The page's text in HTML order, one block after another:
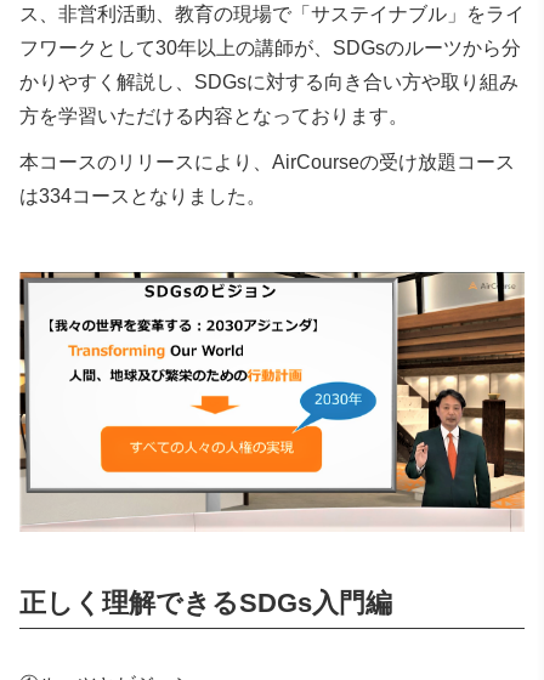
ス、非営利活動、教育の現場で「サステイナブル」をライ
フワークとして30年以上の講師が、SDGsのルーツから分
かりやすく解説し、SDGsに対する向き合い方や取り組み
方を学習いただける内容となっております。
本コースのリリースにより、AirCourseの受け放題コース
は334コースとなりました。
正しく理解できるSDGs入門編